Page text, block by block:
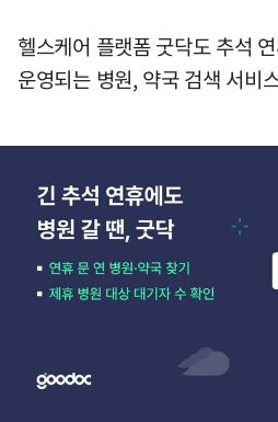
헬스케어 플랫폼 굿닥도 추석
운영되는 병원, 약국 검색 서비